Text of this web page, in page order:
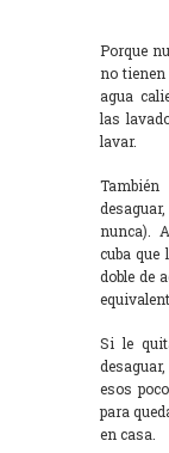
Porque
no
agua
las
lavar.
nunca).
cuba que
doble de
Si le
esos
para
en casa.